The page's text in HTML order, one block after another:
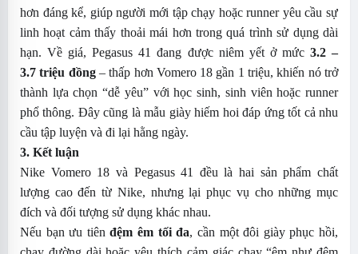
hơn đáng kể, giúp người mới tập chạy hoặc runner yêu cầu sự
linh hoạt cảm thấy thoải mái hơn trong quá trình sử dụng dài
hạn.Về giá, Pegasus 41 đang được niêm yết ở mức 3.2 –
3.7 triệu đồng– thấp hơn Vomero 18 gần 1 triệu, khiến nó trở
thành lựa chọn “dễ yêu” với học sinh, sinh viên hoặc runner
phổ thông. Đây cũng là mẫu giày hiếm hoi đáp ứng tốt cả nhu
cầu tập luyện và đi lại hằng ngày.
3. Kết luận
Nike Vomero 18 và Pegasus 41 đều là hai sản phẩm chất
lượng cao đến từ Nike, nhưng lại phục vụ cho những mục
đích và đối tượng sử dụng khác nhau.
Nếu bạn ưu tiênđệm êm tối đa, cần một đôi giày phục hồi,